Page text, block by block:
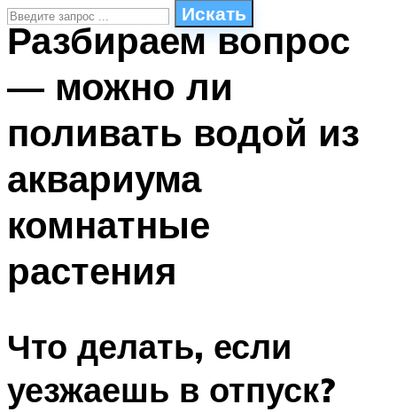
Искать
СТИЛИ ПЛАВАНЬЯ
ПЛАВАНЬЕ ДЛЯ ДЕТЕЙ
БАССЕЙН ДЛЯ ДОМА
МЕНЮ
Разбираем вопрос
— можно ли
поливать водой из
аквариума
комнатные
растения
Что делать, если
уезжаешь в отпуск?